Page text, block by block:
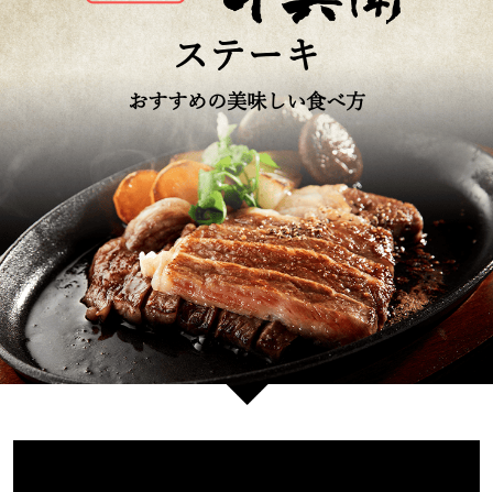
ステーキ
おすすめの美味しい食べ方